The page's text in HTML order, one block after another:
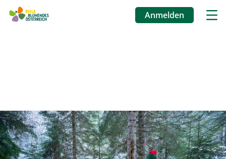
Anmelden